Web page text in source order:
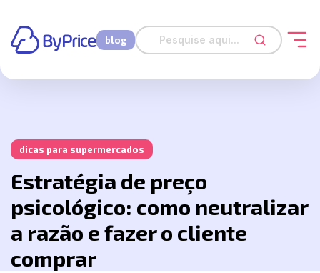
blog
dicas para supermercados
Estratégia de preço
psicológico: como neutralizar
a razão e fazer o cliente
comprar